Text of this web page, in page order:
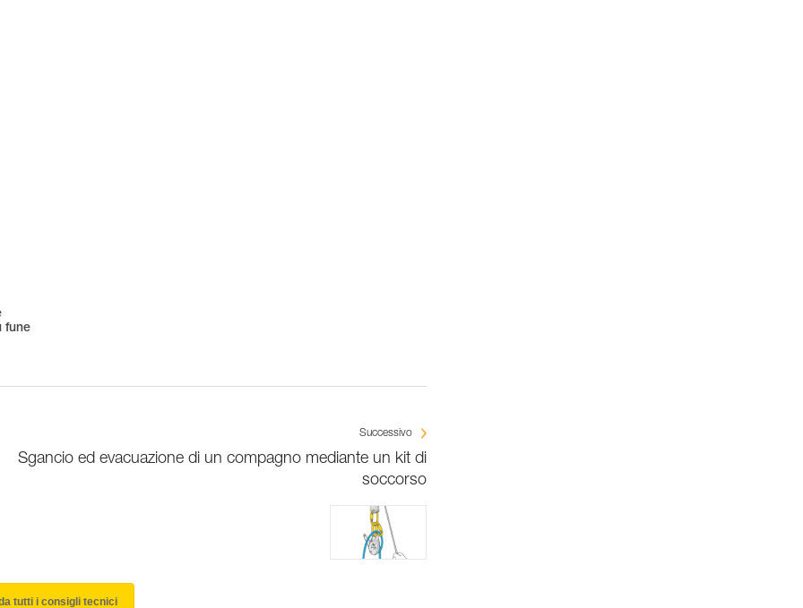
fune
Successivo
Sgancio ed evacuazione di un compagno mediante un kit di
soccorso
tutti i consigli tecnici